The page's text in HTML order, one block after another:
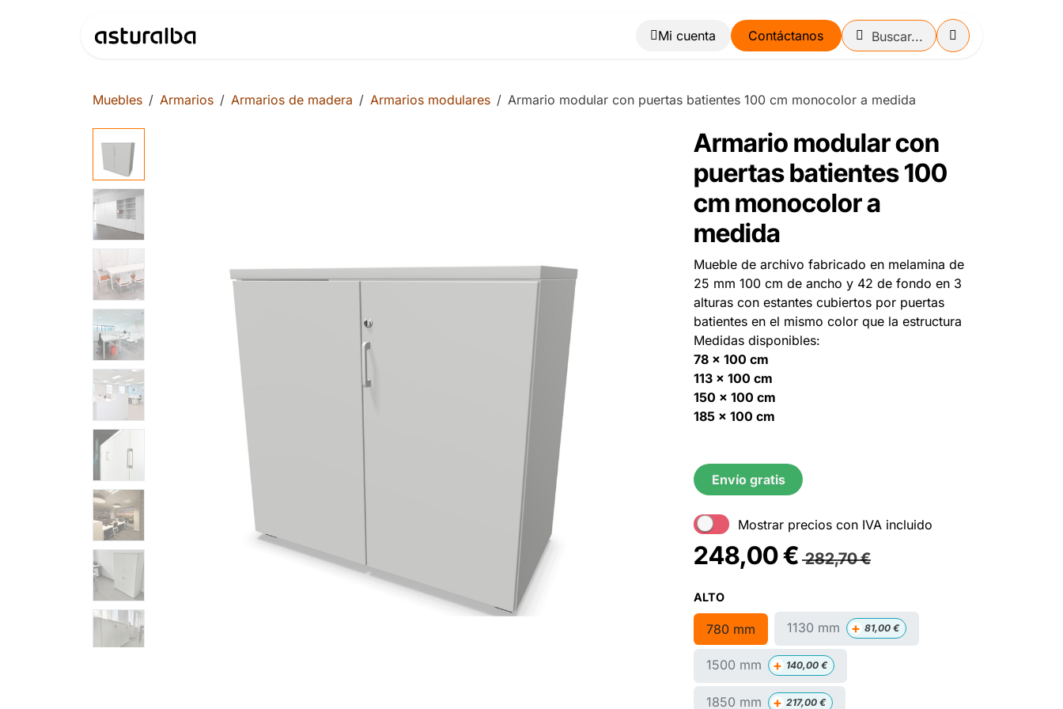
Blog Contáctanos
Muebles Armarios Armarios de madera Armarios modulares Armario modular con puertas batientes 100 cm monocolor a medida
Armario modular con
puertas batientes 100
cm monocolor a
medida
Mueble de archivo fabricado en melamina de
25 mm 100 cm de ancho y 42 de fondo en 3
alturas con estantes cubiertos por puertas
batientes en el mismo color que la estructura
Medidas disponibles:
78 x 100 cm
113 x 100 cm
150 x 100 cm
185 x 100 cm
Envío gratis
Mostrar precios con IVA incluido
248,00€ 282,70€
ALTO
780 mm 1130 mm + 81,00 €
1500 mm + 140,00 €
1850 mm + 217,00 €